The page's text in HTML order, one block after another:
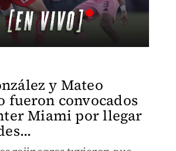
y Mateo
fueron convocados
Miami por llegar